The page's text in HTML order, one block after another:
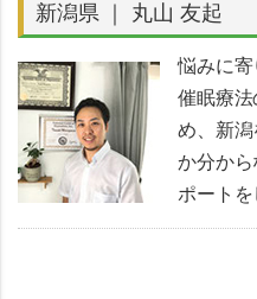
新潟県 ｜ 丸山 友起
悩みに寄
催眠療
め、新
か分か
ポートを